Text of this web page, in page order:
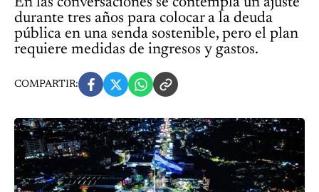
durante tres años para colocar a la deuda
pública en una senda sostenible, pero el plan
requiere medidas de ingresos y gastos.
COMPARTIR: